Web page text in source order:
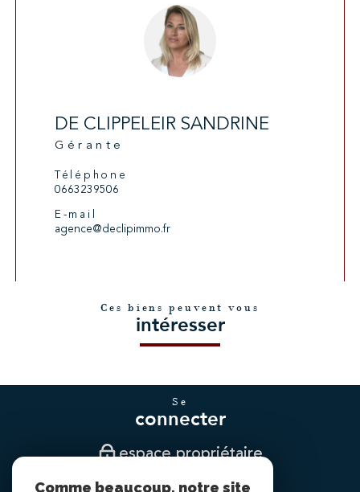
DE CLIPPELEIR SANDRINE
Gérante
Téléphone
0663239506
E-mail
agence@declipimmo.fr
Ces biens peuvent vous
intéresser
se
connecter
espace propriétaire
Comme beaucoup, notre site